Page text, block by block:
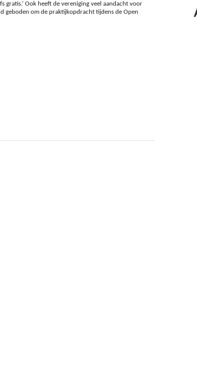
gratis.’ Ook heeft de vereniging veel aandacht voor
geboden om de praktijkopdracht tijdens de Open